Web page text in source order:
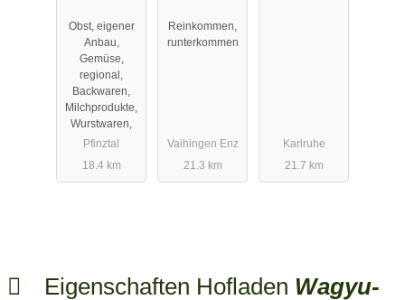
Obst, eigener
Anbau,
Gemüse,
regional,
Backwaren,
Milchprodukte,
Wurstwaren,
Pfinztal
18.4 km
Reinkommen,
runterkommen
Vaihingen Enz
21.3 km
Karlruhe
21.7 km
Eigenschaften Hofladen Wagyu-